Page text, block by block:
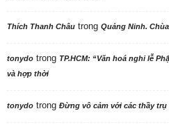
Thích Thanh Châu trong Quảng Ninh.
tonydo trong TP.HCM: “Văn hoá nghi lễ
và hợp thời
tonydo trong Đừng vô cảm với các thầy trụ